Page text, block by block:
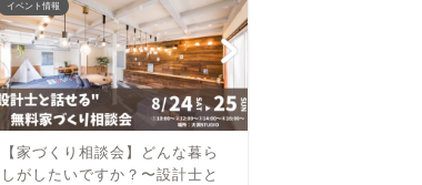
イベント情報
【家づくり相談会】どんな暮ら
しがしたいですか？〜設計士と